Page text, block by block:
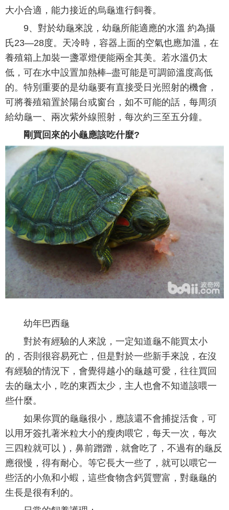
大小合適，能力接近的烏龜進行飼養。
9、對於幼龜來說，幼龜所能適應的水溫 約為攝
氏23—28度。天冷時，容器上面的空氣也應加溫，在
養殖箱上加裝一盞罩燈便能兩全其美。若水溫仍太
低，可在水中設置加熱棒–盡可能是可調節溫度高低
的。特別重要的是幼龜要有直接受日光照射的機會，
可將養殖箱置於陽台或窗台，如不可能的話，每周須
給幼龜一、兩次紫外線照射，每次約三至五分鐘。
剛買回來的小龜應該吃什麼?
幼年巴西龜
對於有經驗的人來說，一定知道龜不能買太小
的，否則很容易死亡，但是對於一些新手來說，在沒
有經驗的情況下，會覺得越小的龜越可愛，往往買回
去的龜太小，吃的東西太少，主人也會不知道該喂一
些什麼。
如果你買的龜龜很小，應該還不會捕捉活食，可
以用牙簽扎著米粒大小的瘦肉喂它，每天一次，每次
三四粒就可以 )，鼻前蹭蹭，就會吃了，不過有的龜反
應很慢，得有耐心。等它長大一些了，就可以喂它一
些活的小魚和小蝦，這些食物含鈣質豐富，對龜龜的
生長是很有利的。